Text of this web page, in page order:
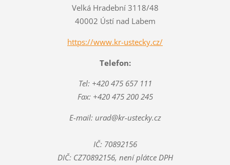
Velká Hradební 3118/48
40002 Ústí nad Labem
https://www.kr-ustecky.cz/
Telefon:
Tel: +420 475 657 111
Fax: +420 475 200 245
E-mail: urad@kr-ustecky.cz
IČ: 70892156
DIČ: CZ70892156, není plátce DPH